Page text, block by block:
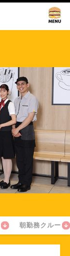
朝勤務クルー